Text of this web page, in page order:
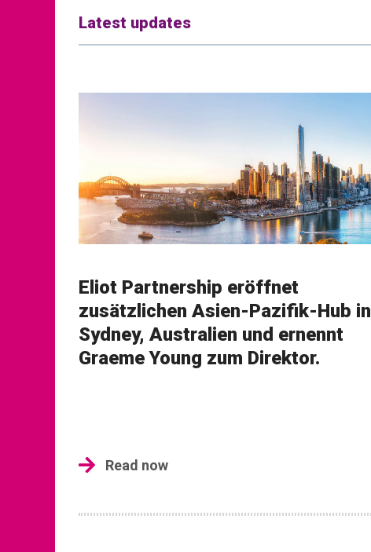
Latest updates
Eliot Partnership eröffnet
zusätzlichen Asien-Pazifik-Hub in
Sydney, Australien und ernennt
Graeme Young zum Direktor.
Read now